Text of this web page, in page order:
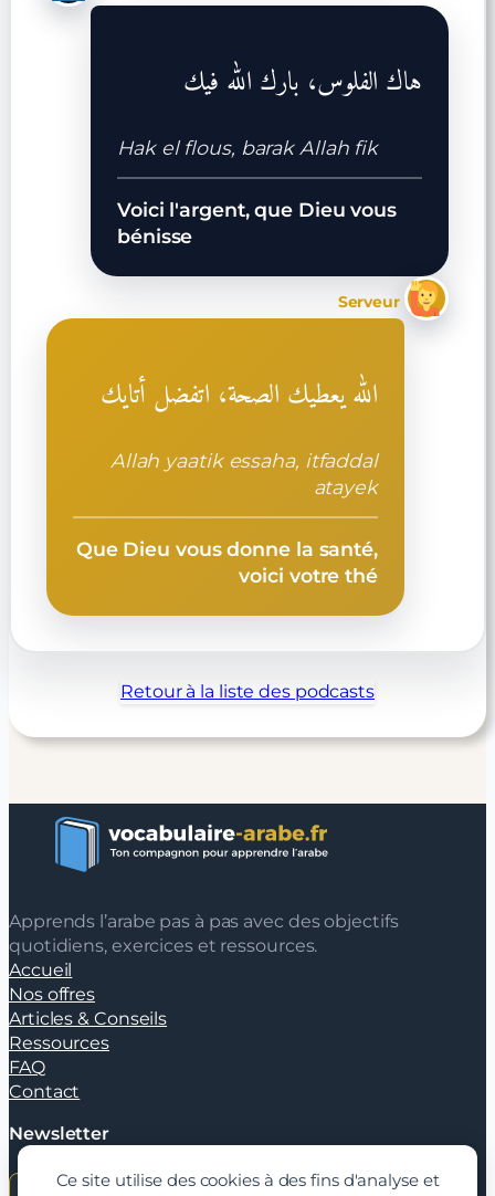
Ce site utilise des cookies à des fins d'analyse et
هاك الفلوس، بارك الله فيك
Hak el flous, barak Allah fik
Voici l'argent, que Dieu vous
bénisse
Serveur
الله يعطيك الصحة، اتفضل أتايك
Allah yaatik essaha, itfaddal
atayek
Que Dieu vous donne la santé,
voici votre thé
Retour à la liste des podcasts
Apprends l’arabe pas à pas avec des objectifs
quotidiens, exercices et ressources.
Accueil
Nos offres
Articles & Conseils
Ressources
FAQ
Contact
Newsletter